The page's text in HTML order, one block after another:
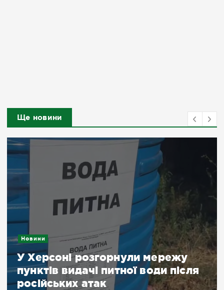
Ще новини
Новини
У Херсоні розгорнули мережу
пунктів видачі питної води після
російських атак